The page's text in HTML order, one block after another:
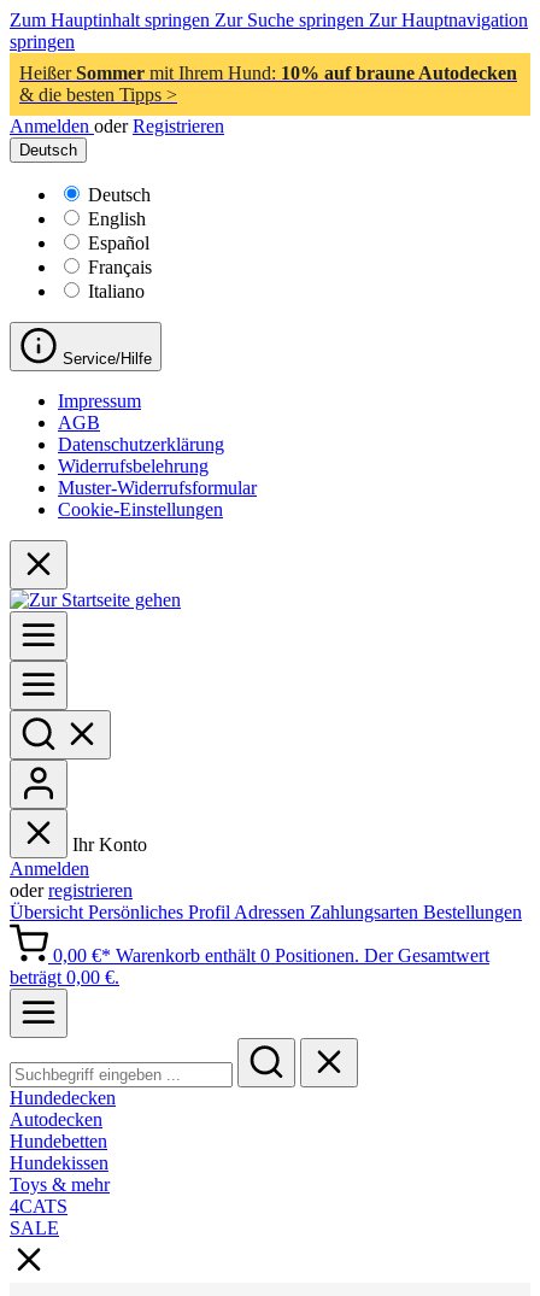
Zum Hauptinhalt springen Zur Suche springen Zur Hauptnavigation
springen
HeißerSommer mit Ihrem Hund: 10% auf braune Autodecken
& die besten Tipps >
Anmelden oder Registrieren
Deutsch
Deutsch
English
Español
Français
Italiano
Service/Hilfe
Impressum
AGB
Datenschutzerklärung
Widerrufsbelehrung
Muster-Widerrufsformular
Cookie-Einstellungen
Ihr Konto
Anmelden
oderregistrieren
Übersicht Persönliches Profil Adressen Zahlungsarten Bestellungen
0,00 €* Warenkorb enthält 0 Positionen. Der Gesamtwert
beträgt 0,00 €.
Hundedecken
Autodecken
Hundebetten
Hundekissen
Toys & mehr
4CATS
SALE